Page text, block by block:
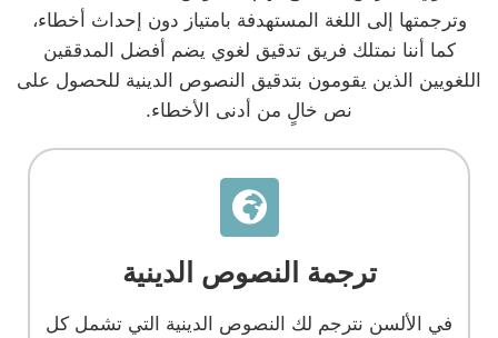
وترجمتها إلى اللغة المستهدفة بامتياز دون إحداث أخطاء،
كما أننا نمتلك فريق تدقيق لغوي يضم أفضل المدققين
اللغويين الذين يقومون بتدقيق النصوص الدينية للحصول على
نص خالٍ من أدنى الأخطاء.
ترجمة النصوص الدينية
في الألسن نترجم لك النصوص الدينية التي تشمل كل